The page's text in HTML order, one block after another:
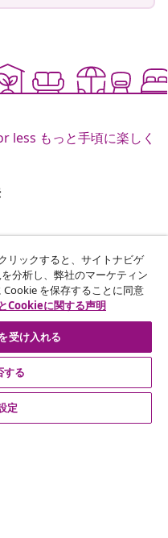
less もっと手頃に楽しく
vidaXLから毎週のお得
報を受け取りましょう。
リックすると、サイトナビゲ
分析し、弊社のマーケティン
を保存することに同意
Cookieに関する声明
受け入れる
する
定